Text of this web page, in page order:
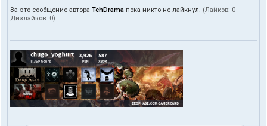
За это сообщение автора TehDrama пока никто не лайкнул. (Лайков: 0 ·
Дизлайков: 0)